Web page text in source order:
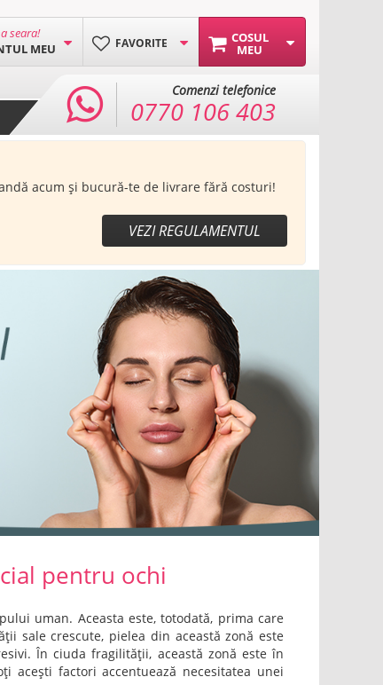
COSUL
MEU
FAVORITE
seara!
MEU
Comenzi telefonice
0770 106 403
acum și bucură-te de livrare fără costuri!
VEZI REGULAMENTUL
pentru ochi
uman. Aceasta este, totodată, prima care
sale crescute, pielea din această zonă este
În ciuda fragilității, această zonă este în
acești factori accentuează necesitatea unei